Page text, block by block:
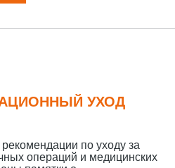
УХОД
по уходу за
операций и медицинских